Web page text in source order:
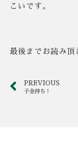
こいです。
最後までお読み頂
PREVIOUS
子金持ち！